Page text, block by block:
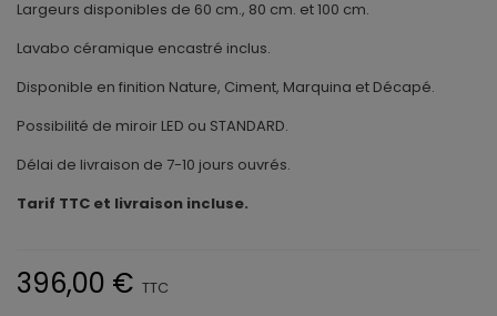
Largeurs disponibles de 60 cm., 80 cm. et 100 cm.
Lavabo céramique encastré inclus.
Disponible en finition Nature, Ciment, Marquina et Décapé.
Possibilité de miroir LED ou STANDARD.
Délai de livraison de 7-10 jours ouvrés.
Tarif TTC et livraison incluse.
396,00 € TTC